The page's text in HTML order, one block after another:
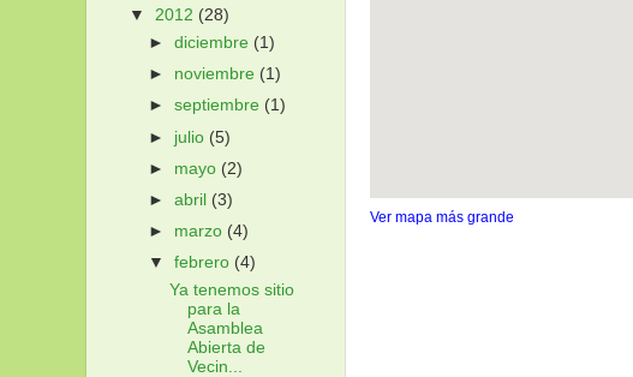
Ver mapa más grande
▼ 2012 (28)
►diciembre (1)
► noviembre (1)
►septiembre (1)
► julio (5)
► mayo (2)
►abril (3)
► marzo (4)
▼febrero (4)
Ya tenemos sitio
para la
Asamblea
Abierta de
Vecin...